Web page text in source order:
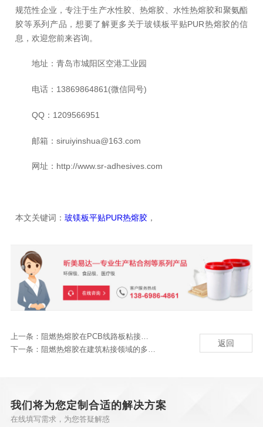
规范性企业，专注于生产水性胶、热熔胶、水性热熔胶和聚氨酯
胶等系列产品，想要了解更多关于玻镁板平贴PUR热熔胶的信
息，欢迎您前来咨询。
地址：青岛市城阳区空港工业园
电话：13869864861(微信同号)
QQ：1209566951
邮箱：siruiyinshua@163.com
网址：http://www.sr-adhesives.com
本文关键词：玻镁板平贴PUR热熔胶 ，
上一条： 阻燃热熔胶在PCB线路板粘接中的价值
下一条： 阻燃热熔胶在建筑粘接领域的多元应用
返回
我们将为您定制合适的解决方案
在线填写需求，为您答疑解惑